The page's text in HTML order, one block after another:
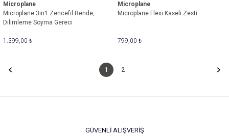
Microplane
Microplane 3in1 Zencefil Rende,
Dilimleme Soyma Gereci
1.399,00 ₺
Microplane
Microplane Flexi Kaseli Zesti
799,00 ₺
1 2
GÜVENLİ ALIŞVERİŞ